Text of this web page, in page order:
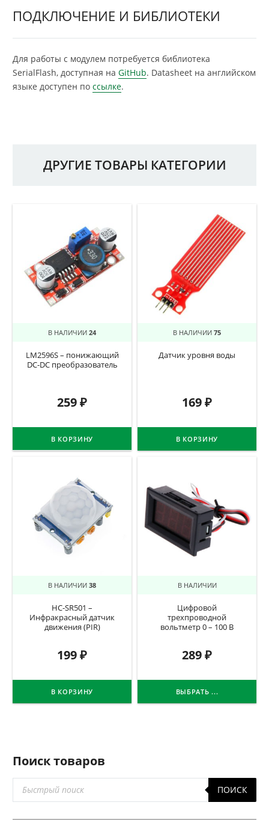
ПОДКЛЮЧЕНИЕ И БИБЛИОТЕКИ
Для работы с модулем потребуется библиотека
SerialFlash, доступная на GitHub. Datasheet на английском
языке доступен по ссылке.
ДРУГИЕ ТОВАРЫ КАТЕГОРИИ
В НАЛИЧИИ 24
LM2596S – понижающий
DC-DC преобразователь
259₽
В КОРЗИНУ
В НАЛИЧИИ 75
Датчик уровня воды
169₽
В КОРЗИНУ
В НАЛИЧИИ 38
HC-SR501 –
Инфракрасный датчик
движения (PIR)
199₽
В КОРЗИНУ
В НАЛИЧИИ
Цифровой
трехпроводной
вольтметр 0 – 100 В
289₽
ВЫБРАТЬ ...
Поиск товаров
товаров
ПОИСК